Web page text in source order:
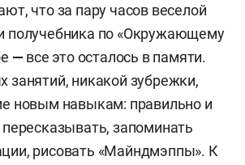
что за пару часов веселой
получебника по «Окружающему
— все это осталось в памяти.
занятий, никакой зубрежки,
новым навыкам: правильно и
запоминать
рисовать «Майндмэппы». К